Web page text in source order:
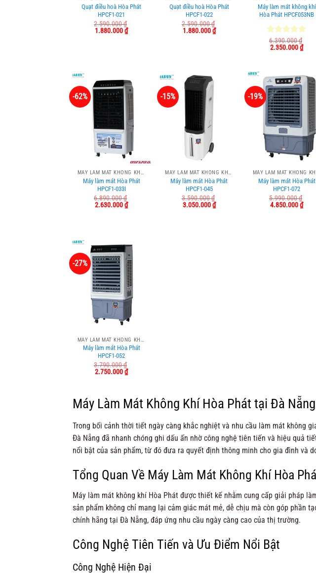
Quạt điều hoà Hòa Phát
HPCF1-021
2.590.000₫
Giá
1.880.000₫Giá
Quạt điều hoà Hòa Phát
HPCF1-022
2.590.000₫
Giá
1.880.000₫Giá
Máy làm mát không khí
Hòa Phát HPCF053NB
Được xếp
hạng5.00
6.390.000₫
Giá
2.350.000₫Giá
-62%
MÁY LÀM MÁT KHÔNG KHÍ HÒA PHÁT
Máy làm mát Hòa Phát
HPCF1-033I
6.890.000₫
Giá
2.630.000₫Giá
-15%
MÁY LÀM MÁT KHÔNG KHÍ HÒA PHÁT
Máy làm mát Hòa Phát
HPCF1-045
3.590.000₫
Giá
3.050.000₫Giá
-19%
Máy làm mát Hòa Phát
HPCF1-072
5.990.000₫
Giá
4.850.000₫Giá
-27%
MÁY LÀM MÁT KHÔNG KHÍ HÒA PHÁT
Máy làm mát Hòa Phát
HPCF1-052
3.790.000₫
Giá
2.750.000₫Giá
2.750.000 ₫.
Máy Làm Mát Không Khí Hòa Phát tại Đà
Trong bối cảnh thời tiết ngày càng khắc nghiệt và nhu cầu làm mát không
Đà Nẵng đã nhanh chóng ghi dấu ấn nhờ công nghệ tiên tiến và hiệu quả
nổi bật của sản phẩm, từ đó đưa ra quyết định thông minh cho gia đình và
Tổng Quan Về Máy Làm Mát Không Khí Hòa
Máy làm mát không khí Hòa Phát được thiết kế nhằm cung cấp giải pháp
sản phẩm không chỉ mang lại cảm giác mát mẻ, dễ chịu mà còn góp phần
chính hãng tại Đà Nẵng, đáp ứng nhu cầu ngày càng cao của thị trường.
Công Nghệ Tiên Tiến và Ưu Điểm Nổi Bật
Công Nghệ Hiện Đại